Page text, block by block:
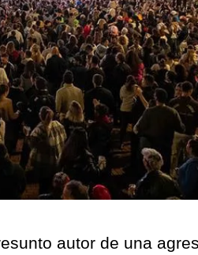
autor de una